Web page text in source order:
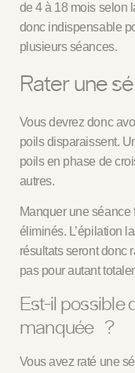
de 4 à 18 mois selon
donc indispensable
plusieurs séances.
Rater une
Vous devrez donc
poils disparaissent.
poils en phase de
autres.
Manquer une séance
éliminés. L’épilation
résultats seront donc
pas pour autant
Est-il possible
manquée ?
Vous avez raté une